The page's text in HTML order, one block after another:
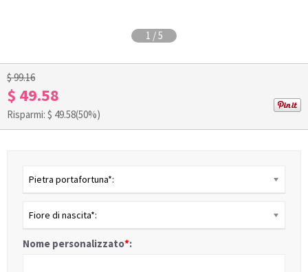
1 /5
$ 99.16
$ 49.58
Risparmi: $ 49.58(50%)
Pietra portafortuna*:
Fiore di nascita*:
Nome personalizzato*: